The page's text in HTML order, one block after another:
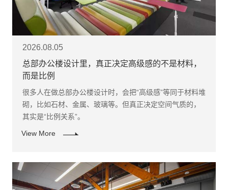
2026.08.05
总部办公楼设计里，真正决定高级感的不是材料，
而是比例
​很多人在做总部办公楼设计时，会把“高级感”等同于材料堆
砌，比如石材、金属、玻璃等。但真正决定空间气质的，
其实是“比例关系”。
View More